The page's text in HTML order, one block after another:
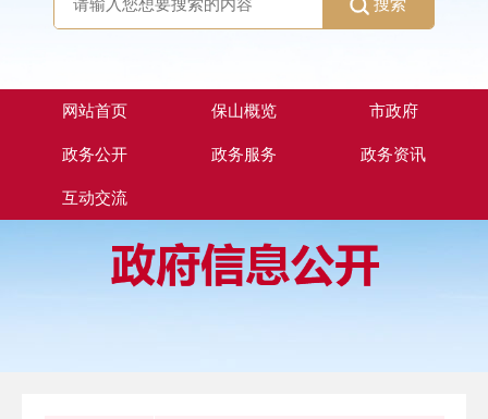
搜索
网站首页 保山概览 市政府
政务公开 政务服务 政务资讯
互动交流